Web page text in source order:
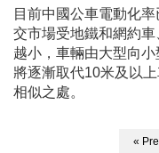
目前中國公車電動化率
交市場受地鐵和網約
越小，車輛由大型向
將逐漸取代10米及以
相似之處。
«